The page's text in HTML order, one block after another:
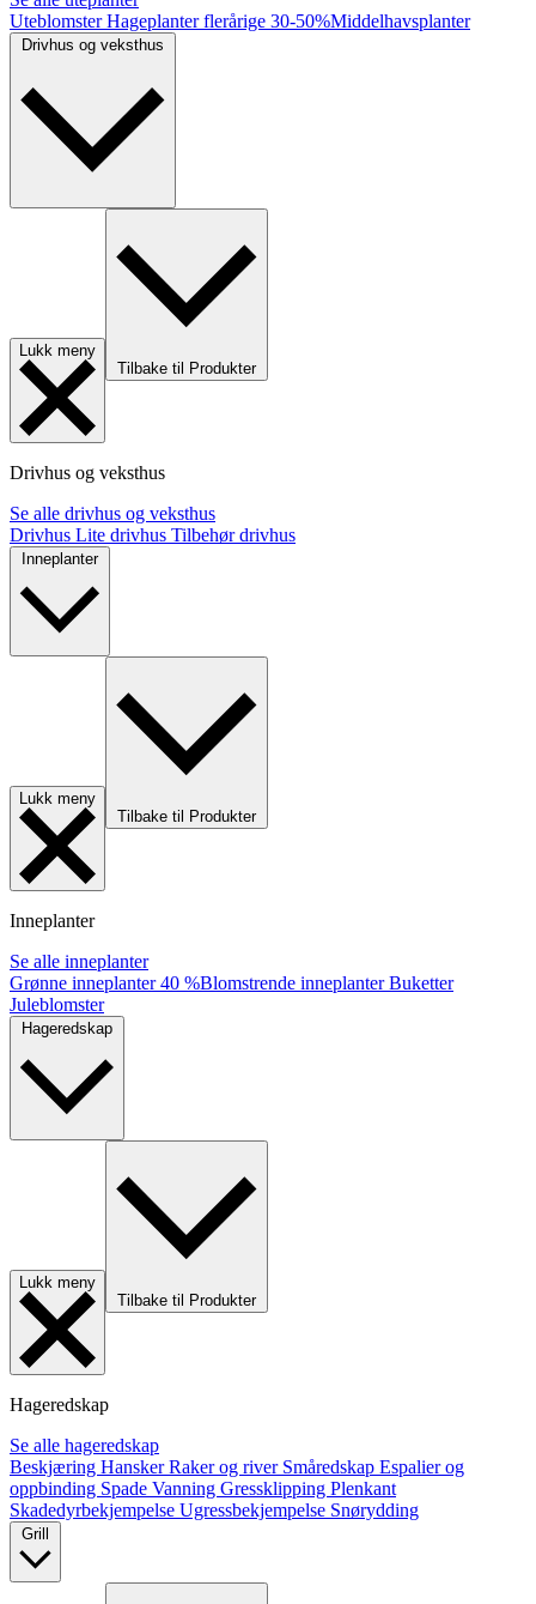
UteblomsterHageplanter flerårige 30-50%Middelhavsplanter
Lukk meny
Tilbake til Produkter
Drivhus og veksthus
Se alle drivhus og veksthus
Drivhus Lite drivhus Tilbehør drivhus
Inneplanter
Lukk meny
Tilbake til Produkter
Inneplanter
Se alle inneplanter
Grønne inneplanter40 %Blomstrende inneplanterBuketter
Juleblomster
Lukk meny
Tilbake til Produkter
Hageredskap
Se alle hageredskap
Beskjæring HanskerRaker og river Småredskap Espalier og
oppbinding Spade Vanning Gressklipping Plenkant
Skadedyrbekjempelse Ugressbekjempelse Snørydding